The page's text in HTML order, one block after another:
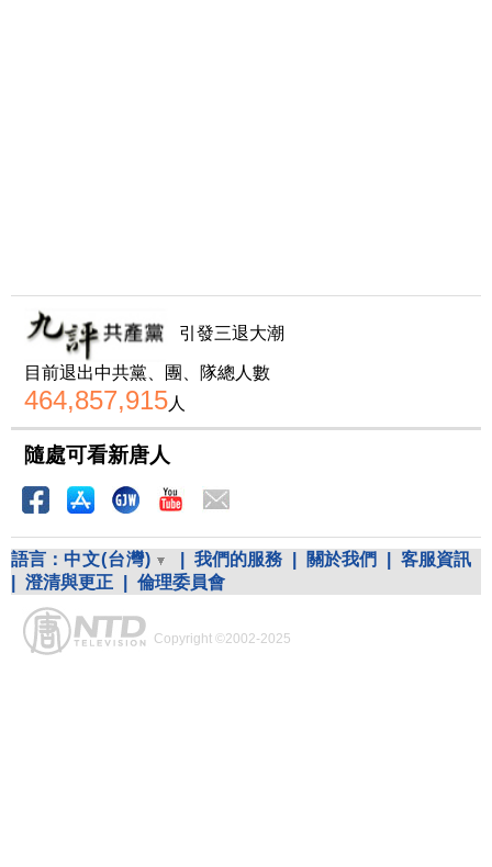
引發三退大潮
目前退出中共黨、團、隊總人數
464,857,915人
隨處可看新唐人
語言： 中文(台灣) 我們的服務 關於我們
客服資訊
澄清與更正 倫理委員會
Copyright ©2002-2025